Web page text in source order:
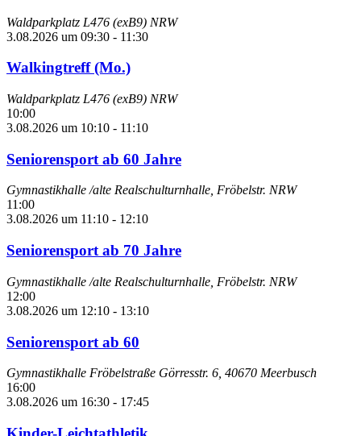
Waldparkplatz L476 (exB9) NRW
3.08.2026 um 09:30 - 11:30
Walkingtreff (Mo.)
Waldparkplatz L476 (exB9) NRW
10:00
3.08.2026 um 10:10 - 11:10
Seniorensport ab 60 Jahre
Gymnastikhalle /alte Realschulturnhalle, Fröbelstr. NRW
11:00
3.08.2026 um 11:10 - 12:10
Seniorensport ab 70 Jahre
Gymnastikhalle /alte Realschulturnhalle, Fröbelstr. NRW
12:00
3.08.2026 um 12:10 - 13:10
Seniorensport ab 60
Gymnastikhalle Fröbelstraße Görresstr. 6, 40670 Meerbusch
16:00
3.08.2026 um 16:30 - 17:45